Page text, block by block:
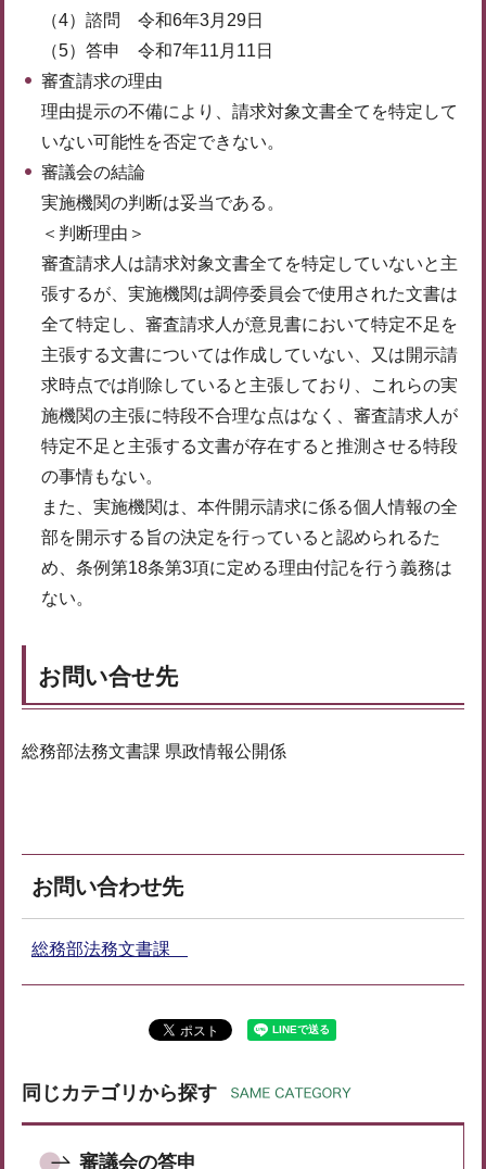
（4）諮問 令和6年3月29日
（5）答申 令和7年11月11日
審査請求の理由
理由提示の不備により、請求対象文書全てを特定して
いない可能性を否定できない。
審議会の結論
実施機関の判断は妥当である。
＜判断理由＞
審査請求人は請求対象文書全てを特定していないと主
張するが、実施機関は調停委員会で使用された文書は
全て特定し、審査請求人が意見書において特定不足を
主張する文書については作成していない、又は開示請
求時点では削除していると主張しており、これらの実
施機関の主張に特段不合理な点はなく、審査請求人が
特定不足と主張する文書が存在すると推測させる特段
の事情もない。
また、実施機関は、本件開示請求に係る個人情報の全
部を開示する旨の決定を行っていると認められるた
め、条例第18条第3項に定める理由付記を行う義務は
ない。
お問い合せ先
総務部法務文書課 県政情報公開係
お問い合わせ先
総務部法務文書課
同じカテゴリから探す
審議会の答申